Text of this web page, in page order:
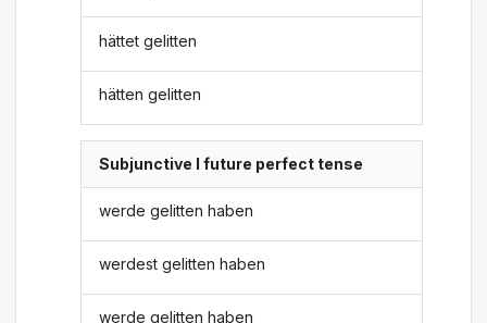
hättet gelitten
hätten gelitten
Subjunctive I future perfect tense
werde gelitten haben
werdest gelitten haben
werde gelitten haben